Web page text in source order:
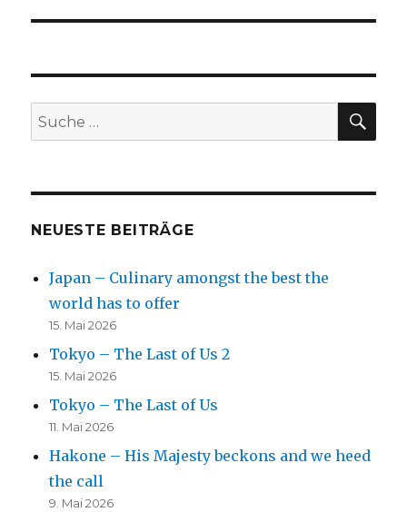
Suche
nach:
NEUESTE BEITRÄGE
Japan – Culinary amongst the best the
world has to offer
15. Mai 2026
Tokyo – The Last of Us 2
15. Mai 2026
Tokyo – The Last of Us
11. Mai 2026
Hakone – His Majesty beckons and we heed
the call
9. Mai 2026